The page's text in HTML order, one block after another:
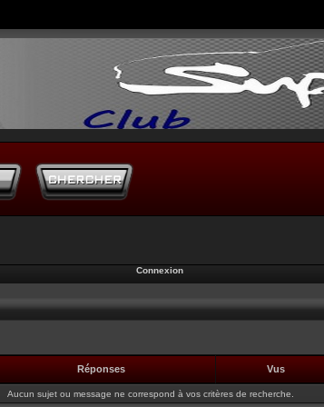
Connexion
Réponses Vus
Aucun sujet ou message ne correspond à vos critères de recherche.